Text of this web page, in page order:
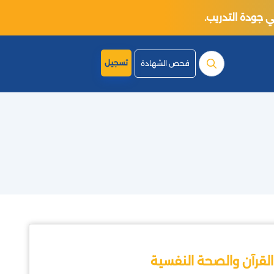
فحص الشهادة تسجيل
القرآن والصحة النفسية